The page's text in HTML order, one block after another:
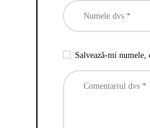
Salvează-mi